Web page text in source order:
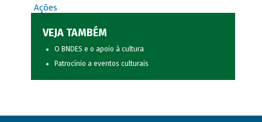
Ações
VEJA TAMBÉM
O BNDES e o apoio à cultura
Patrocínio a eventos culturais